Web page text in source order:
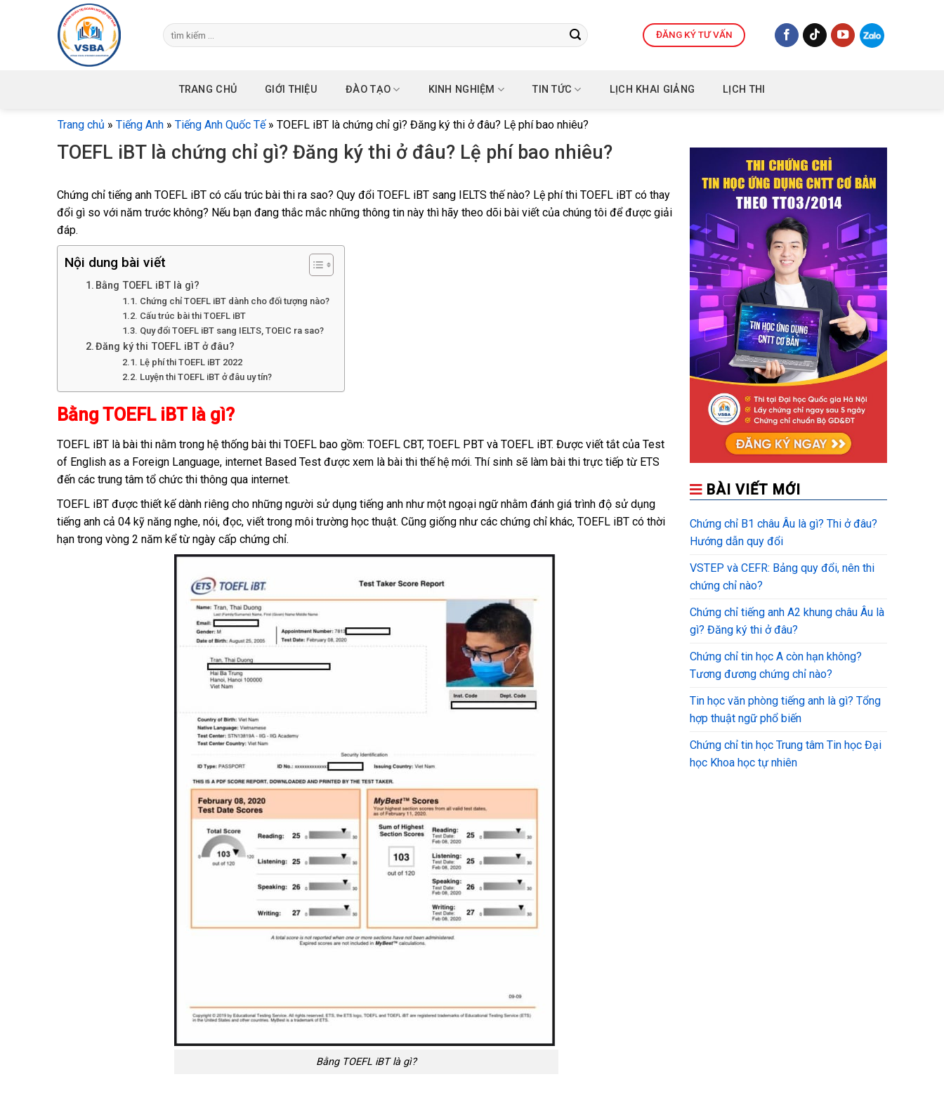
ĐĂNG KÝ TƯ VẤN
TRANG CHỦ GIỚI THIỆU ĐÀO TẠO KINH NGHIỆM TIN TỨC LỊCH KHAI GIẢNG LỊCH THI
Trang chủ » Tiếng Anh » Tiếng Anh Quốc Tế » TOEFL iBT là chứng chỉ gì? Đăng ký thi ở đâu? Lệ phí bao nhiêu?
TOEFL iBT là chứng chỉ gì? Đăng ký thi ở đâu? Lệ phí bao nhiêu?
Chứng chỉ tiếng anh TOEFL iBT có cấu trúc bài thi ra sao? Quy đổi TOEFL iBT sang IELTS thế nào? Lệ phí thi TOEFL iBT có thay
đổi gì so với năm trước không? Nếu bạn đang thắc mắc những thông tin này thì hãy theo dõi bài viết của chúng tôi để được giải
đáp.
Nội dung bài viết
Bằng TOEFL iBT là gì?
Chứng chỉ TOEFL iBT dành cho đối tượng nào?
Cấu trúc bài thi TOEFL iBT
Quy đổi TOEFL iBT sang IELTS, TOEIC ra sao?
Đăng ký thi TOEFL iBT ở đâu?
Lệ phí thi TOEFL iBT 2022
Luyện thi TOEFL iBT ở đâu uy tín?
Bằng TOEFL iBT là gì?
TOEFL iBT là bài thi nằm trong hệ thống bài thi TOEFL bao gồm: TOEFL CBT, TOEFL PBT và TOEFL iBT. Được viết tắt của Test
of English as a Foreign Language, internet Based Test được xem là bài thi thế hệ mới. Thí sinh sẽ làm bài thi trực tiếp từ ETS
đến các trung tâm tổ chức thi thông qua internet.
TOEFL iBT được thiết kế dành riêng cho những người sử dụng tiếng anh như một ngoại ngữ nhằm đánh giá trình độ sử dụng
tiếng anh cả 04 kỹ năng nghe, nói, đọc, viết trong môi trường học thuật. Cũng giống như các chứng chỉ khác, TOEFL iBT có thời
hạn trong vòng 2 năm kể từ ngày cấp chứng chỉ.
Bằng TOEFL iBT là gì?
BÀI VIẾT MỚI
Chứng chỉ B1 châu Âu là gì? Thi ở đâu?
Hướng dẫn quy đổi
VSTEP và CEFR: Bảng quy đổi, nên thi
chứng chỉ nào?
Chứng chỉ tiếng anh A2 khung châu Âu là
gì? Đăng ký thi ở đâu?
Chứng chỉ tin học A còn hạn không?
Tương đương chứng chỉ nào?
Tin học văn phòng tiếng anh là gì? Tổng
hợp thuật ngữ phổ biến
Chứng chỉ tin học Trung tâm Tin học Đại
học Khoa học tự nhiên